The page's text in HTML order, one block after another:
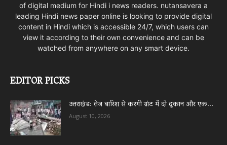
of digital medium for Hindi i news readers. nutansavera a
leading Hindi news paper online is looking to provide digital
content in Hindi which is accessible 24/7, which users can
view it according to their own convenience and can be
watched from anywhere on any smart device.
EDITOR PICKS
उत्तराखंड: तेज बारिश से करगी ग्रांट में दो दुकान और एक...
August 10, 2026